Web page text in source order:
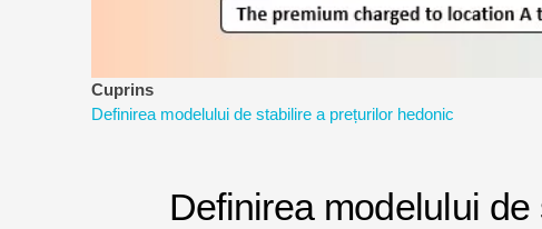
Cuprins
Definirea modelului de stabilire a prețurilor hedonic
Definirea modelului